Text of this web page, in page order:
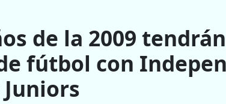
de la 2009
fútbol con